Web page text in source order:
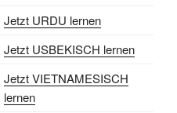
Jetzt URDU lernen
Jetzt USBEKISCH lernen
Jetzt VIETNAMESISCH
lernen